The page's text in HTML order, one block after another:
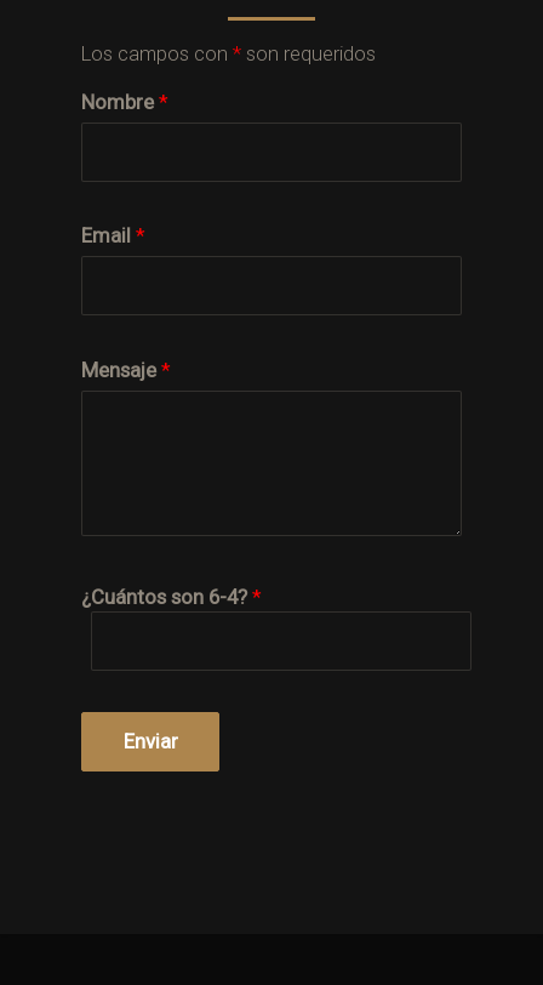
Los campos con* son requeridos
Nombre*
Email*
Mensaje*
¿Cuántos son 6-4?*